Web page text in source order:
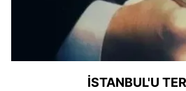
İSTANBUL'U